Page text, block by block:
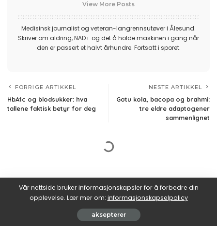
View More Posts
Medisinsk journalist og veteran-langrennsutøver i Ålesund.
Skriver om aldring, NAD+ og det å holde maskinen i gang når
den er passert et halvt århundre. Fortsatt i sporet.
FORRIGE ARTIKKEL
HbA1c og blodsukker: hva
tallene faktisk betyr for deg
NESTE ARTIKKEL
Gotu kola, bacopa og brahmi:
tre eldre adaptogener
sammenlignet
Vår nettside bruker informasjonskapsler for å forbedre din
opplevelse. Lær mer om: informasjonskapselpolicy
aksepterer